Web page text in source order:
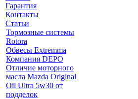
Гарантия
Контакты
Статьи
Тормозные системы
Rotora
Обвесы Extremma
Компания DEPO
Отличие моторного
масла Mazda Original
Oil Ultra 5w30 от
подделок